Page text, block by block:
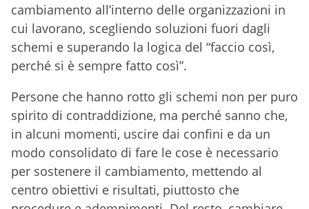
cambiamento all’interno delle organizzazioni in
cui lavorano, scegliendo soluzioni fuori dagli
schemi e superando la logica del “faccio così,
perché si è sempre fatto così”.
Persone che hanno rotto gli schemi non per puro
spirito di contraddizione, ma perché sanno che,
in alcuni momenti, uscire dai confini e da un
modo consolidato di fare le cose è necessario
per sostenere il cambiamento, mettendo al
centro obiettivi e risultati, piuttosto che